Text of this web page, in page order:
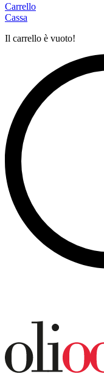
Carrello
Cassa
Il carrello è vuoto!